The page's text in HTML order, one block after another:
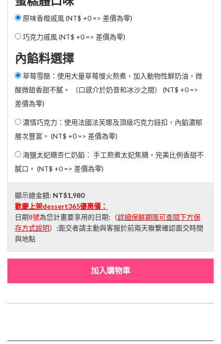
原味香橙戚風 (NT$ +0 => 差價為零)
巧克力戚風 (NT$ +0 => 差價為零)
內餡料選擇
草莓雪酪：使用大量草莓慢火熬煮，加入動物性鮮奶油，微
酸微甜香甜不膩。 （口感介於奶昔和冰沙之間） (NT$ +0 =>
差價為零)
濃情巧克力：使用法國法芙娜及頂級巧克力鈕扣，內餡濃郁
層次豐富。 (NT$ +0 => 差價為零)
海鹽太妃糖杏仁奶餡： 手工熬煮太妃焦糖，完美比例香甜不
膩口。 (NT$ +0 => 差價為零)
顯示總金額: NT$1,980
歡慶上架dessert365優惠價：
日期8號為您計畫要享用的日期;（詳細保鮮期限可查閱下方保
存方式說明）;面交者請主動與客服於前兩天聯繫確認面交時間
與地點
加入購物車